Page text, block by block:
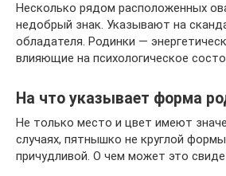
Несколько рядом расположенных
недобрый знак. Указывают на
обладателя. Родинки —
влияющие на психологическое
На что указывает форма
Не только место и цвет имеют
случаях, пятнышко не круглой
причудливой. О чем может это